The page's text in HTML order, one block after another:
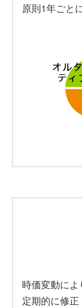
原則1年ごと
時価変動に
定期的に修正